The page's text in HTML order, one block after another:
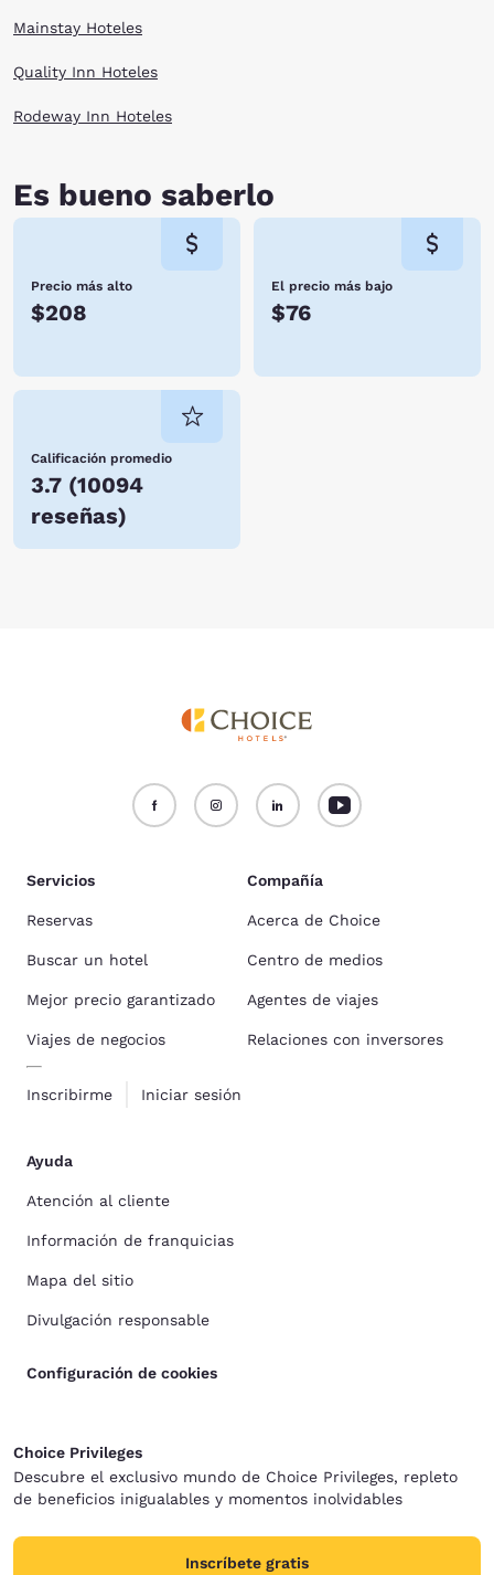
Mainstay Hoteles
Quality Inn Hoteles
Rodeway Inn Hoteles
Es bueno saberlo
Precio más alto
$208
El precio más bajo
$76
Calificación promedio
3.7 (10094
reseñas)
Servicios
Reservas
Buscar un hotel
Mejor precio garantizado
Viajes de negocios
Inscribirme Iniciar sesión
Compañía
Acerca de Choice
Centro de medios
Agentes de viajes
Relaciones con inversores
Ayuda
Atención al cliente
Información de franquicias
Mapa del sitio
Divulgación responsable
Configuración de cookies
Choice Privileges
Descubre el exclusivo mundo de Choice Privileges, repleto
de beneficios inigualables y momentos inolvidables
Inscríbete gratis